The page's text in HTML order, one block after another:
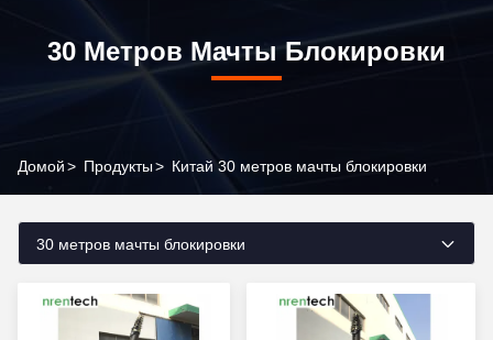
30 Метров Мачты Блокировки
Домой> Продукты> Китай 30 метров мачты блокировки
30 метров мачты блокировки